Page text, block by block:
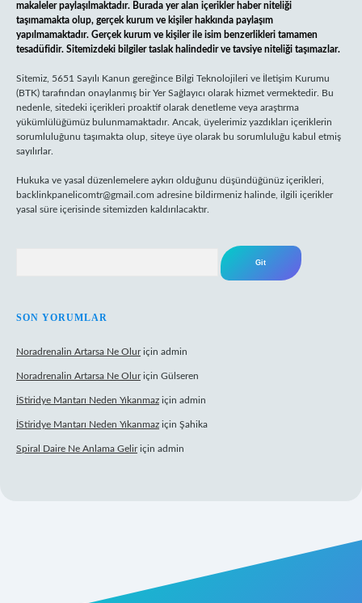
makaleler paylaşılmaktadır. Burada yer alan içerikler haber niteliği
taşımamakta olup, gerçek kurum ve kişiler hakkında paylaşım
yapılmamaktadır. Gerçek kurum ve kişiler ile isim benzerlikleri tamamen
tesadüfidir. Sitemizdeki bilgiler taslak halindedir ve tavsiye niteliği taşımazlar.
Sitemiz, 5651 Sayılı Kanun gereğince Bilgi Teknolojileri ve İletişim Kurumu
(BTK) tarafından onaylanmış bir Yer Sağlayıcı olarak hizmet vermektedir. Bu
nedenle, sitedeki içerikleri proaktif olarak denetleme veya araştırma
yükümlülüğümüz bulunmamaktadır. Ancak, üyelerimiz yazdıkları içeriklerin
sorumluluğunu taşımakta olup, siteye üye olarak bu sorumluluğu kabul etmiş
sayılırlar.
Hukuka ve yasal düzenlemelere aykırı olduğunu düşündüğünüz içerikleri,
backlinkpanelicomtr@gmail.com adresine bildirmeniz halinde, ilgili içerikler
yasal süre içerisinde sitemizden kaldırılacaktır.
SON YORUMLAR
Noradrenalin Artarsa Ne Oluriçin admin
Noradrenalin Artarsa Ne Oluriçin Gülseren
İStiridye Mantarı Neden Yıkanmaz için admin
İStiridye Mantarı Neden Yıkanmaz için Şahika
Spiral Daire Ne Anlama Geliriçin admin